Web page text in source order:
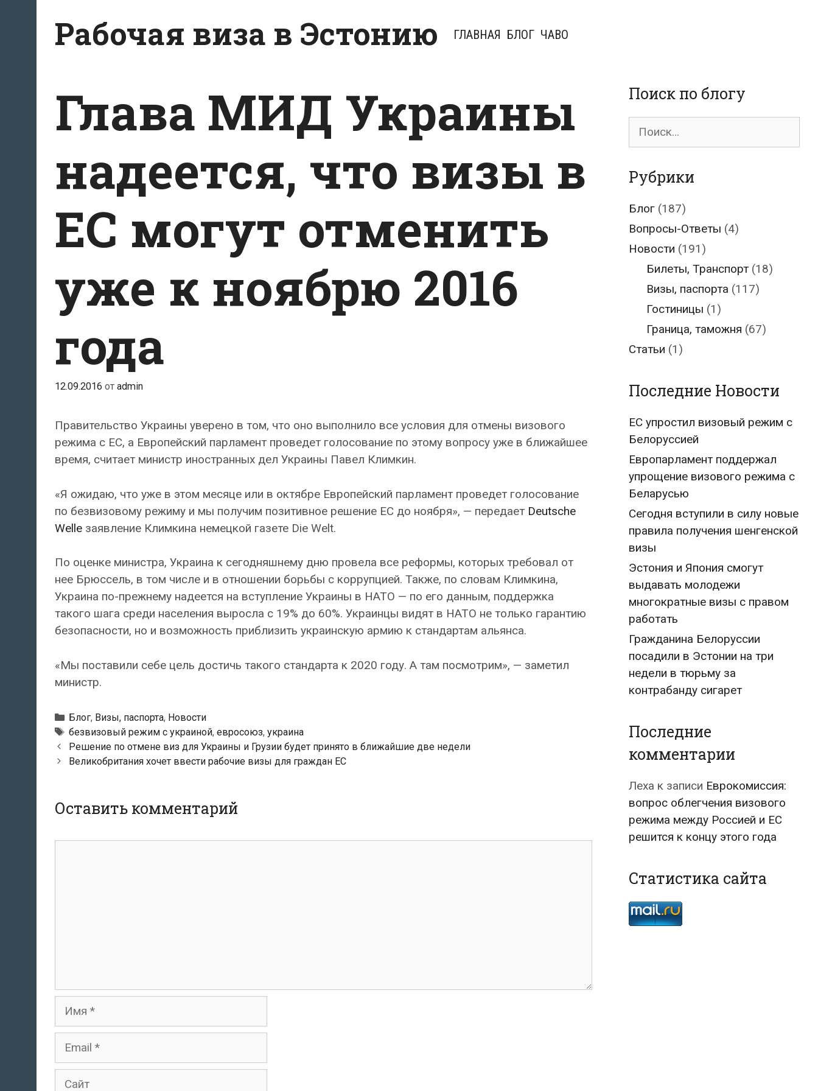
содержимому
Рабочая виза в Эстонию ГЛАВНАЯ БЛОГ ЧАВО
Глава МИД Украины
надеется, что визы в
ЕС могут отменить
уже к ноябрю 2016
года
12.09.2016 от admin
Правительство Украины уверено в том, что оно выполнило все условия для отмены визового
режима с ЕС, а Европейский парламент проведет голосование по этому вопросу уже в ближайшее
время, считает министр иностранных дел Украины Павел Климкин.
«Я ожидаю, что уже в этом месяце или в октябре Европейский парламент проведет голосование
по безвизовому режиму и мы получим позитивное решение ЕС до ноября», — передает Deutsche
Welle заявление Климкина немецкой газете Die Welt.
По оценке министра, Украина к сегодняшнему дню провела все реформы, которых требовал от
нее Брюссель, в том числе и в отношении борьбы с коррупцией. Также, по словам Климкина,
Украина по-прежнему надеется на вступление Украины в НАТО — по его данным, поддержка
такого шага среди населения выросла с 19% до 60%. Украинцы видят в НАТО не только гарантию
безопасности, но и возможность приблизить украинскую армию к стандартам альянса.
«Мы поставили себе цель достичь такого стандарта к 2020 году. А там посмотрим», — заметил
министр.
Рубрики
Блог, Визы, паспорта, Новости
Метки
безвизовый режим с украиной, евросоюз, украина
Навигация
по
Решение по отмене виз для Украины и Грузии будет принято в ближайшие две недели
Великобритания хочет ввести рабочие визы для граждан ЕС
Оставить комментарий
Имя
Email
Сайт
Поиск по блогу
Поиск
Рубрики
Блог (187)
Вопросы-Ответы (4)
Новости (191)
Билеты, Транспорт(18)
Визы, паспорта (117)
Гостиницы (1)
Граница, таможня (67)
Статьи (1)
Последние Новости
ЕС упростил визовый режим с
Белоруссией
Европарламент поддержал
упрощение визового режима с
Беларусью
Сегодня вступили в силу новые
правила получения шенгенской
визы
Эстония и Япония смогут
выдавать молодежи
многократные визы с правом
работать
Гражданина Белоруссии
посадили в Эстонии на три
недели в тюрьму за
контрабанду сигарет
Последние
комментарии
Леха к записи Еврокомиссия:
вопрос облегчения визового
режима между Россией и ЕС
решится к концу этого года
Статистика сайта